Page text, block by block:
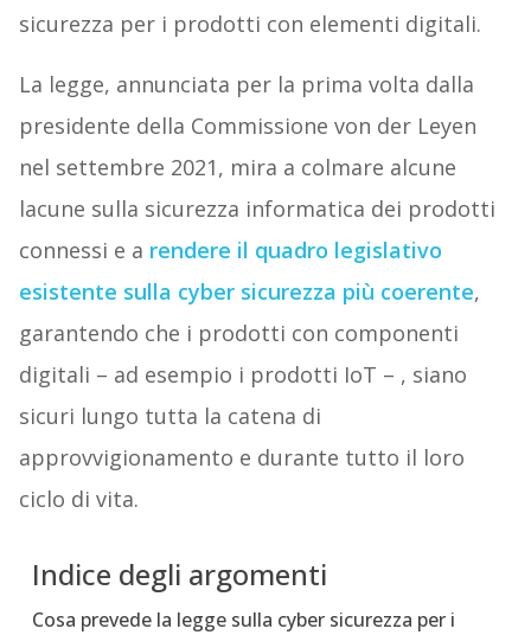
sicurezza per i prodotti con elementi digitali.
La legge, annunciata per la prima volta dalla
presidente della Commissione von der Leyen
nel settembre 2021, mira a colmare alcune
lacune sulla sicurezza informatica dei prodotti
connessi e a rendere il quadro legislativo
esistente sulla cyber sicurezza più coerente,
garantendo che i prodotti con componenti
digitali – ad esempio i prodotti IoT – , siano
sicuri lungo tutta la catena di
approvvigionamento e durante tutto il loro
ciclo di vita.
Indice degli argomenti
Cosa prevede la legge sulla cyber sicurezza per i